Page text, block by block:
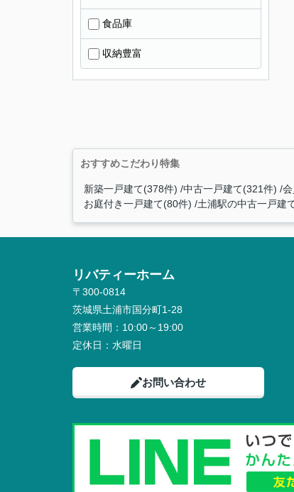
食品庫
収納豊富
おすすめこだわり特集
新築一戸建て(378件) 中古一戸建て(321件)
お庭付き一戸建て(80件)
土浦駅の中古一戸建
リバティーホーム
〒300-0814
茨城県土浦市国分町1-28
営業時間： 10:00～19:00
定休日： 水曜日
お問い合わせ